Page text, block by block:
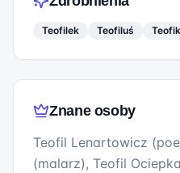
Teofilek Teofiluś Teofik
Znane osoby
Teofil Lenartowicz
(malarz), Teofil